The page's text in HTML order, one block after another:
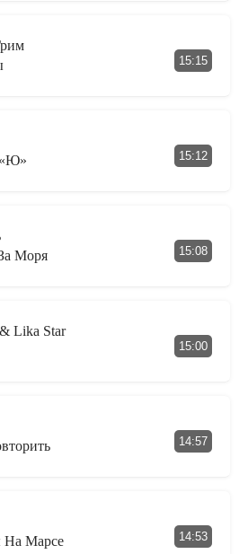
15:15
15:12
Моря
15:08
Lika Star
15:00
14:57
На Марсе
14:53